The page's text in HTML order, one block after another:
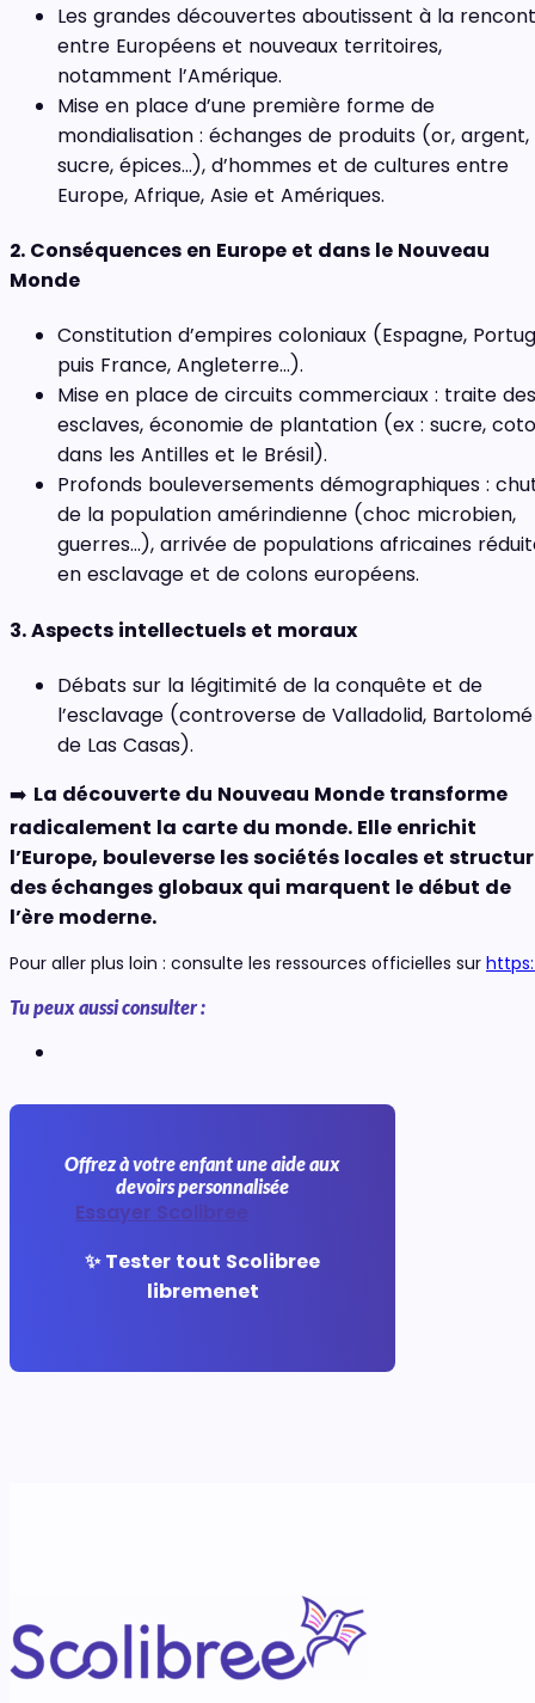
Les grandes découvertes aboutissent à la
entre Européens et nouveaux territoires,
notamment l’Amérique.
Mise en place d’une première forme de
mondialisation : échanges de produits (or, argent,
sucre, épices…), d’hommes et de cultures entre
Europe, Afrique, Asie et Amériques.
2. Conséquences en Europe et dans le Nouveau
Monde
Constitution d’empires coloniaux (Espagne,
puis France, Angleterre…).
Mise en place de circuits commerciaux : traite des
esclaves, économie de plantation (ex : sucre,
dans les Antilles et le Brésil).
Profonds bouleversements démographiques :
de la population amérindienne (choc microbien,
guerres…), arrivée de populations africaines
en esclavage et de colons européens.
3. Aspects intellectuels et moraux
Débats sur la légitimité de la conquête et de
l’esclavage (controverse de Valladolid, Bartolomé
de Las Casas).
➡️ La découverte du Nouveau Monde transforme
radicalement la carte du monde. Elle enrichit
l’Europe, bouleverse les sociétés locales et
des échanges globaux qui marquent le début de
l’ère moderne.
Pour aller plus loin : consulte les ressources officielles sur
Tu peux aussi consulter :
Offrez à votre enfant une aide aux
devoirs personnalisée
Essayer Scolibree
✨ Tester tout Scolibree
libremenet